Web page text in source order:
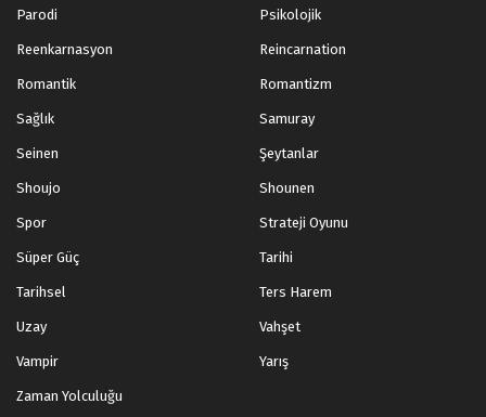
Parodi Psikolojik
Reenkarnasyon Reincarnation
Romantik Romantizm
Sağlık Samuray
Seinen Şeytanlar
Shoujo Shounen
Spor Strateji Oyunu
Süper Güç Tarihi
Tarihsel Ters Harem
Uzay Vahşet
Vampir Yarış
Zaman Yolculuğu